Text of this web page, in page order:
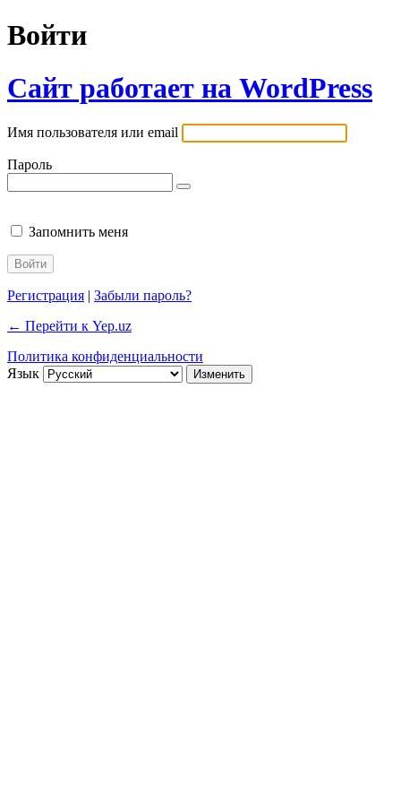
Войти
Сайт работает на WordPress
Имя пользователя или email
Пароль
Запомнить меня
Регистрация | Забыли пароль?
← Перейти к Yep.uz
Политика конфиденциальности
Язык